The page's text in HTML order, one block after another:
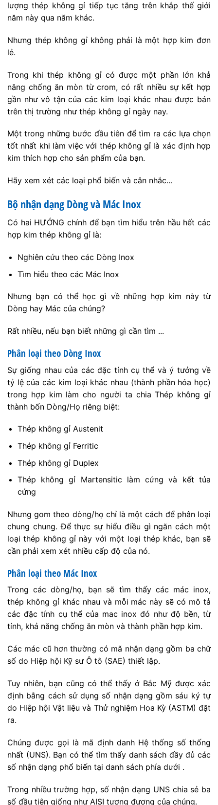
lượng thép không gỉ tiếp tục tăng trên khắp thế giới
năm này qua năm khác.
Nhưng thép không gỉ không phải là một hợp kim đơn
lẻ.
Trong khi thép không gỉ có được một phần lớn khả
năng chống ăn mòn từ crom, có rất nhiều sự kết hợp
gần như vô tận của các kim loại khác nhau được bán
trên thị trường như thép không gỉ ngày nay.
Một trong những bước đầu tiên để tìm ra các lựa chọn
tốt nhất khi làm việc với thép không gỉ là xác định hợp
kim thích hợp cho sản phẩm của bạn.
Hãy xem xét các loại phổ biến và cân nhắc…
Bộ nhận dạng Dòng và Mác Inox
Có hai HƯỚNG chính để bạn tìm hiểu trên hầu hết các
hợp kim thép không gỉ là:
Nghiên cứu theo các Dòng Inox
Tìm hiểu theo các Mác Inox
Nhưng bạn có thể học gì về những hợp kim này từ
Dòng hay Mác của chúng?
Rất nhiều, nếu bạn biết những gì cần tìm ...
Phân loại theo Dòng Inox
Sự giống nhau của các đặc tính cụ thể và ý tưởng về
tỷ lệ của các kim loại khác nhau (thành phần hóa học)
trong hợp kim làm cho người ta chia Thép không gỉ
thành bốn Dòng/Họ riêng biệt:
Thép không gỉ Austenit
Thép không gỉ Ferritic
Thép không gỉ Duplex
Thép không gỉ Martensitic làm cứng và kết tủa
cứng
Nhưng gom theo dòng/họ chỉ là một cách để phân loại
chung chung. Để thực sự hiểu điều gì ngăn cách một
loại thép không gỉ này với một loại thép khác, bạn sẽ
cần phải xem xét nhiều cấp độ của nó.
Phân loại theo Mác Inox
Trong các dòng/họ, bạn sẽ tìm thấy các mác inox,
thép không gỉ khác nhau và mỗi mác này sẽ có mô tả
các đặc tính cụ thể của mac inox đó như độ bền, từ
tính, khả năng chống ăn mòn và thành phần hợp kim.
Các mác cũ hơn thường có mã nhận dạng gồm ba chữ
số do Hiệp hội Kỹ sư Ô tô (SAE) thiết lập.
Tuy nhiên, bạn cũng có thể thấy ở Bắc Mỹ được xác
định bằng cách sử dụng số nhận dạng gồm sáu ký tự
do Hiệp hội Vật liệu và Thử nghiệm Hoa Kỳ (ASTM) đặt
ra.
Chúng được gọi là mã định danh Hệ thống số thống
nhất (UNS). Bạn có thể tìm thấy danh sách đầy đủ các
số nhận dạng phổ biến tại danh sách phía dưới .
Trong nhiều trường hợp, số nhận dạng UNS chia sẻ ba
số đầu tiên giống như AISI tương đương của chúng.